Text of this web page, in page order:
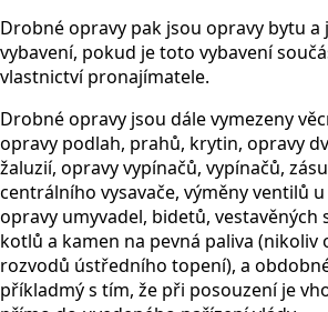
Drobné opravy pak jsou opravy bytu
vybavení, pokud je toto vybavení
vlastnictví pronajímatele.
Drobné opravy jsou dále vymezeny
opravy podlah, prahů, krytin, opravy
žaluzií, opravy vypínačů, vypínačů,
centrálního vysavače, výměny ventilů
opravy umyvadel, bidetů, vestavěných
kotlů a kamen na pevná paliva (nikoliv
rozvodů ústředního topení), a
příkladmý s tím, že při posouzení je